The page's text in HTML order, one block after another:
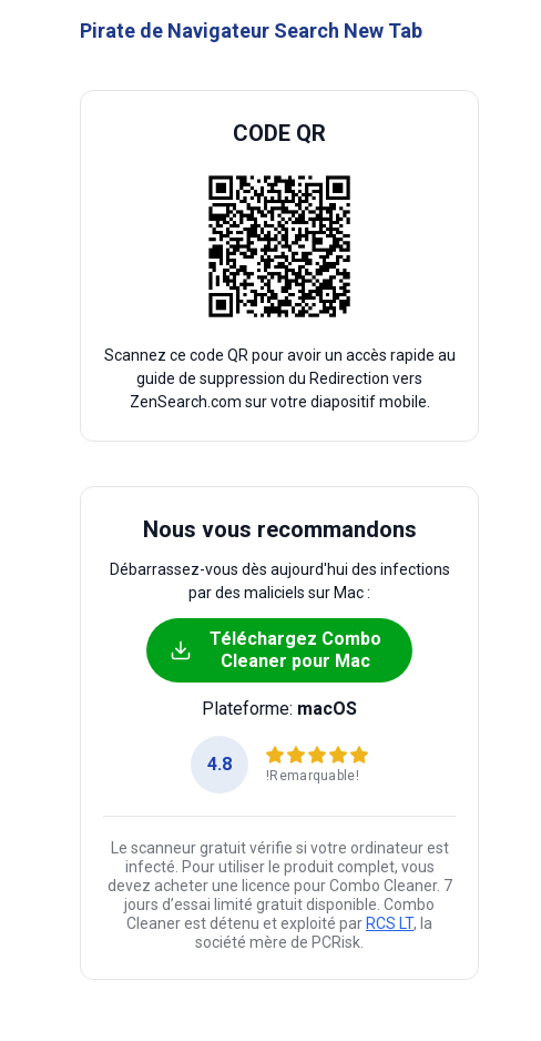
Pirate de Navigateur Search New Tab
CODE QR
Scannez ce code QR pour avoir un accès rapide au
guide de suppression du Redirection vers
ZenSearch.com sur votre diapositif mobile.
Nous vous recommandons
Débarrassez-vous dès aujourd'hui des infections
par des maliciels sur Mac :
Téléchargez Combo
Cleaner pour Mac
Plateforme: macOS
4.8
!Remarquable!
Le scanneur gratuit vérifie si votre ordinateur est
infecté. Pour utiliser le produit complet, vous
devez acheter une licence pour Combo Cleaner. 7
jours d’essai limité gratuit disponible. Combo
Cleaner est détenu et exploité par RCS LT, la
société mère de PCRisk.